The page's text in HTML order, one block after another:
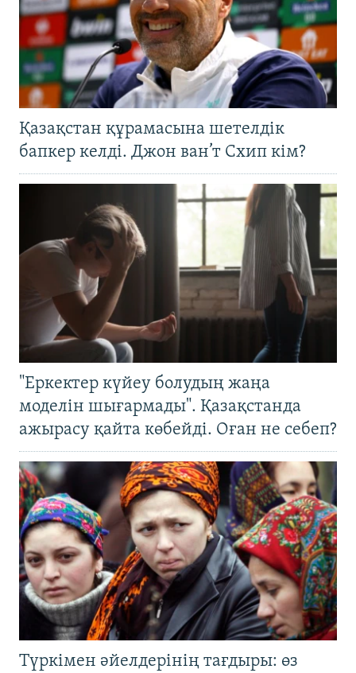
Қазақстан құрамасына шетелдік
бапкер келді. Джон ван’т Схип кім?
"Еркектер күйеу болудың жаңа
моделін шығармады". Қазақстанда
ажырасу қайта көбейді. Оған не себеп?
Түркімен әйелдерінің тағдыры: өз